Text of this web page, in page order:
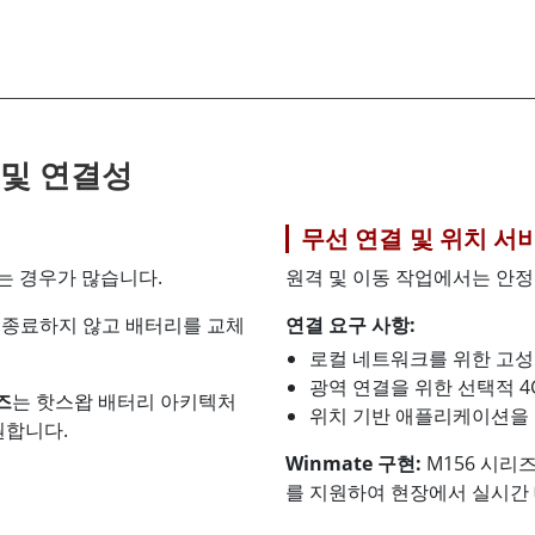
연결성
경우가 많습니다.
료하지 않고 배터리를 교체
는 핫스왑 배터리 아키텍처
니다.
무선 연결 및 위치 서
원격 및 이동 작업에서는 안
연결 요구 사항:
로컬 네트워크를 위한 고
광역 연결을 위한 선택적
위치 기반 애플리케이션을
Winmate 구현: M156 시리
를 지원하여 현장에서 실시